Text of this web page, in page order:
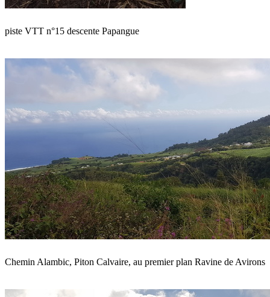
piste VTT n°15 descente Papangue
Chemin Alambic, Piton Calvaire, au premier plan Ravine de Avirons